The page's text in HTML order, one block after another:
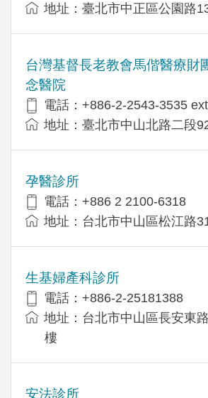
地址：臺北市中正區公園路
台灣基督長老教會馬偕醫療財
念醫院
電話：+886-2-2543-3535
地址：臺北市中山北路二段
孕醫診所
電話：+886 2 2100-6318
地址：台北市中山區松江路
生基婦產科診所
電話：+886-2-25181388
地址：台北市中山區長安東
樓
安法診所